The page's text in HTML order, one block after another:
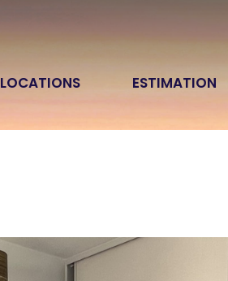
LOCATIONS ESTIMATION